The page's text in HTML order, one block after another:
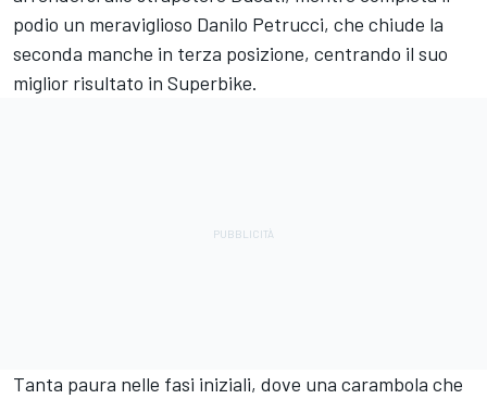
podio un meraviglioso Danilo Petrucci, che chiude la
seconda manche in terza posizione, centrando il suo
miglior risultato in Superbike.
Tanta paura nelle fasi iniziali, dove una carambola che